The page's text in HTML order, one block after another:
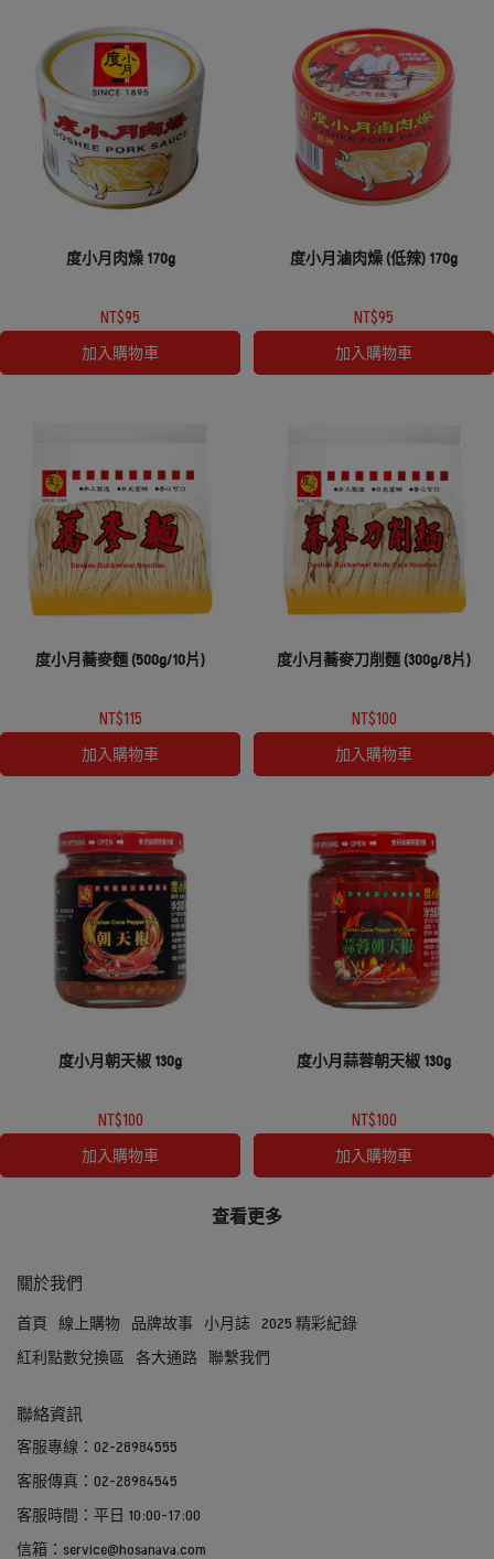
度小月肉燥 170g
NT$95
加入購物車
度小月滷肉燥 (低辣) 170g
NT$95
加入購物車
度小月蕎麥麵 (500g/10片)
NT$115
加入購物車
度小月蕎麥刀削麵 (300g/8片)
NT$100
加入購物車
度小月朝天椒 130g
NT$100
加入購物車
度小月蒜蓉朝天椒 130g
NT$100
加入購物車
查看更多
關於我們
首頁 線上購物 品牌故事 小月誌 2025 精彩紀錄
紅利點數兌換區 各大通路 聯繫我們
聯絡資訊
客服專線：02-28984555
客服傳真：02-28984545
客服時間：平日 10:00-17:00
信箱：service@hosanava.com